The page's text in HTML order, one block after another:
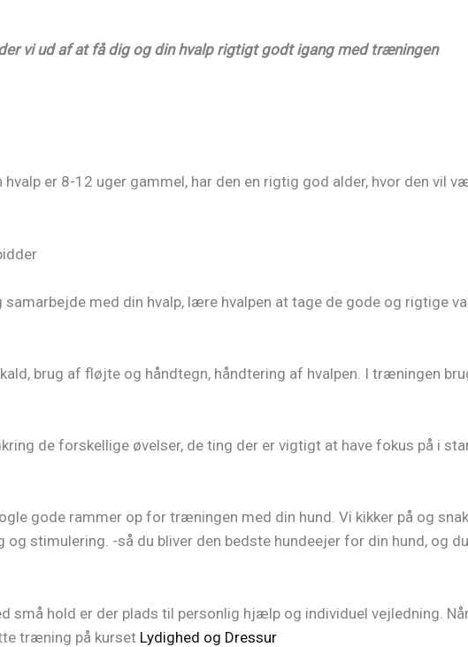
vi ud af at få dig og din hvalp rigtigt godt igang med træningen
er 8-12 uger gammel, har den en rigtig god alder, hvor den
med din hvalp, lære hvalpen at tage de gode og rigtige
brug af fløjte og håndtegn, håndtering af hvalpen. I træningen
de forskellige øvelser, de ting der er vigtigt at have fokus på i
gode rammer op for træningen med din hund. Vi kikker på og
stimulering. -så du bliver den bedste hundeejer for din hund, og
hold er der plads til personlig hjælp og individuel vejledning.
træning på kurset Lydighed og Dressur